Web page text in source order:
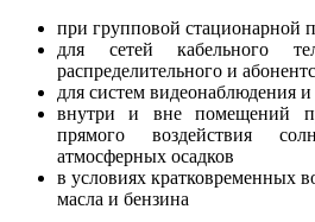
при групповой стационарной
для сетей кабельного
распределительного и
для систем видеонаблюдения
внутри и вне помещений
прямого воздействия
атмосферных осадков
в условиях кратковременных
масла и бензина